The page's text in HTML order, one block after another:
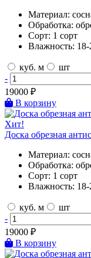
Материал:
Обработка:
Сорт: 1 сорт
Влажность:
куб. м
шт
-
19000 ₽
В корзину
Хит!
Доска обрезная
Материал:
Обработка:
Сорт: 1 сорт
Влажность:
куб. м
шт
-
19000 ₽
В корзину